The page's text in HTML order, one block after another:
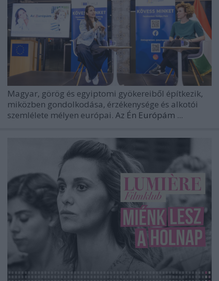
Magyar, görög és egyiptomi gyökereiből építkezik,
miközben gondolkodása, érzékenysége és alkotói
szemlélete mélyen európai. Az Én Európám ...